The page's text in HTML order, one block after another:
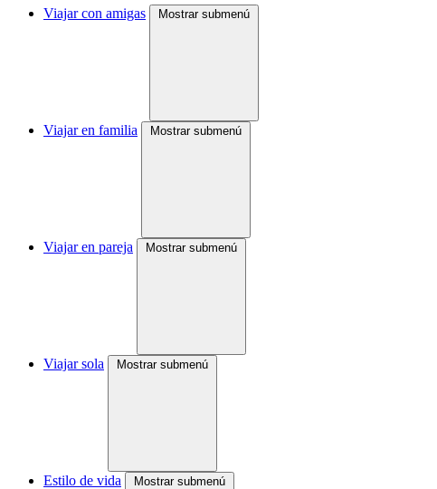
Viajar con amigas Mostrar submenú
Viajar en familia Mostrar submenú
Viajar en pareja Mostrar submenú
Viajar sola Mostrar submenú
Estilo de vida Mostrar submenú